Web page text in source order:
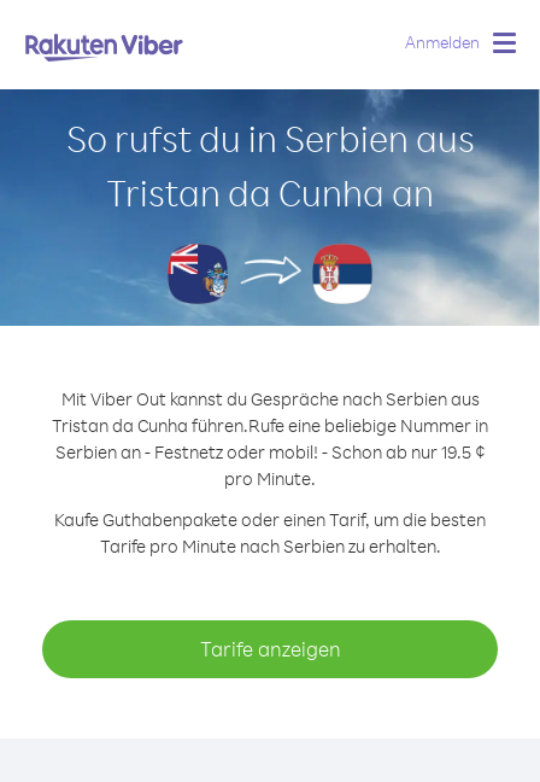
Anmelden
So rufst du in Serbien aus
Tristan da Cunha an
Mit Viber Out kannst du Gespräche nach Serbien aus
Tristan da Cunha führen.Rufe eine beliebige Nummer in
Serbien an - Festnetz oder mobil! - Schon ab nur 19.5 ¢
pro Minute.
Kaufe Guthabenpakete oder einen Tarif, um die besten
Tarife pro Minute nach Serbien zu erhalten.
Tarife anzeigen